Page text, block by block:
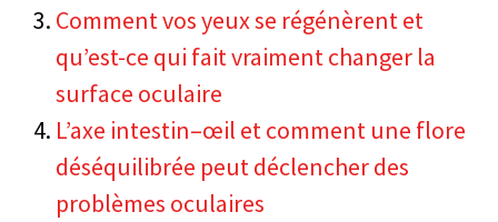
Comment vos yeux se régénèrent et
qu’est-ce qui fait vraiment changer la
surface oculaire
L’axe intestin–œil et comment une flore
déséquilibrée peut déclencher des
problèmes oculaires